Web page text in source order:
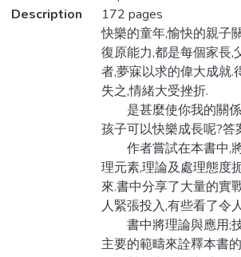
Description
172 pages
快樂的童年,愉快的親子
復原能力,都是每個家長,
者,夢寐以求的偉大成就.
失之,情緒大受挫折.
是甚麼使你我的關係
孩子可以快樂成長呢?答
作者嘗試在本書中,
理元素,理論及處理態度
來.書中分享了大量的實
人緊張投入,有些看了令
書中將理論與應用;
主要的範疇來詮釋本書